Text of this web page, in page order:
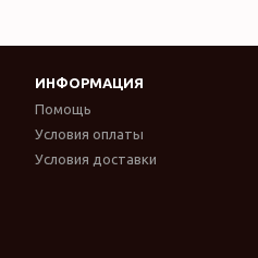
ИНФОРМАЦИЯ
Помощь
Условия оплаты
Условия доставки